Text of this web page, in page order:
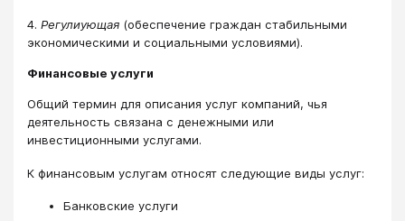
4. Регулиующая (обеспечение граждан стабильными
экономическими и социальными условиями).
Финансовые услуги
Общий термин для описания услуг компаний, чья
деятельность связана с денежными или
инвестиционными услугами.
К финансовым услугам относят следующие виды услуг:
Банковские услуги